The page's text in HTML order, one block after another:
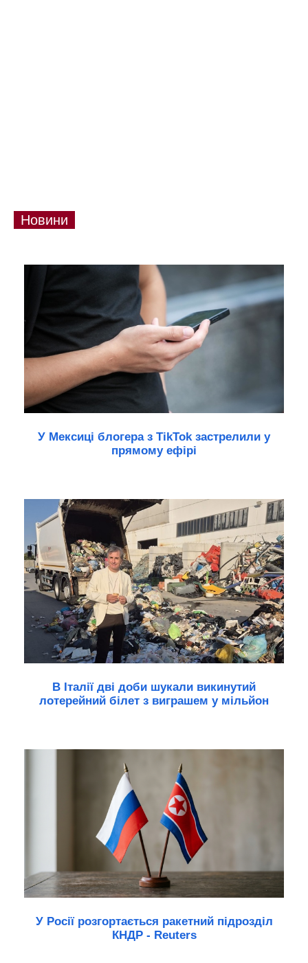
Новини
У Мексиці блогера з TikTok застрелили у
прямому ефірі
В Італії дві доби шукали викинутий
лотерейний білет з виграшем у мільйон
У Росії розгортається ракетний підрозділ
КНДР - Reuters